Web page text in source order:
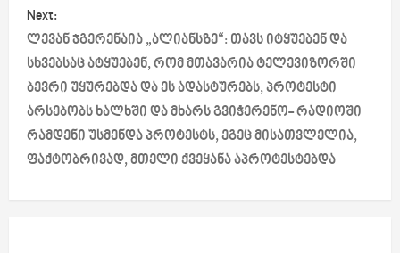
n
a
v
i
Next:
ლევან ჯგერენაია „ალიანსზე“: თავს იტყუებენ და
სხვებსაც ატყუებენ, რომ მთავარია ტელევიზორში
ბევრი უყურებდა და ეს ადასტურებს, პროტესტი
არსებობს ხალხში და მხარს გვიჭერენო- რადიოში
რამდენი უსმენდა პროტესტს, ეგეც მისათვლელია,
ფაქტობრივად, მთელი ქვეყანა აპროტესტებდა